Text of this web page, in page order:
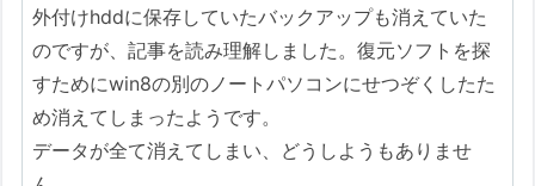
外付けhddに保存していたバックアップも消えていた
のですが、記事を読み理解しました。復元ソフトを探
すためにwin8の別のノートパソコンにせつぞくしたた
め消えてしまったようです。
データが全て消えてしまい、どうしようもありませ